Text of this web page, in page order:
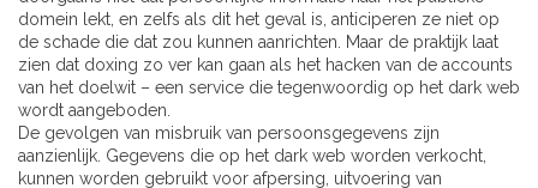
domein lekt, en zelfs als dit het geval is, anticiperen ze niet op
de schade die dat zou kunnen aanrichten. Maar de praktijk laat
zien dat doxing zo ver kan gaan als het hacken van de accounts
van het doelwit – een service die tegenwoordig op het dark web
wordt aangeboden.
De gevolgen van misbruik van persoonsgegevens zijn
aanzienlijk. Gegevens die op het dark web worden verkocht,
kunnen worden gebruikt voor afpersing, uitvoering van